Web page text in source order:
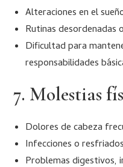
Alteraciones en el
Rutinas desordenadas
Dificultad para
responsabilidades
7. Molestias
Dolores de cabeza
Infecciones o
Problemas